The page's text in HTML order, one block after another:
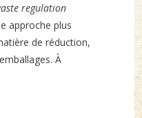
regulation
approche plus
de réduction,
À